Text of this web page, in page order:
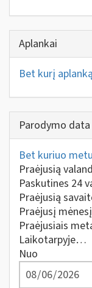
Aplankai
Bet kurį aplanką
Parodymo data
Bet kuriuo metu
Praėjusią
Paskutines 24
Praėjusią
Praėjusį mėnesį
Praėjusiais
Laikotarpyje…
Nuo